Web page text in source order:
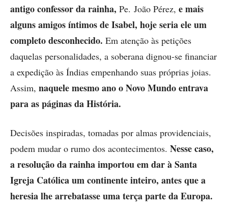
antigo confessor da rainha, Pe. João Pérez, e mais
alguns amigos íntimos de Isabel, hoje seria ele um
completo desconhecido. Em atenção às petições
daquelas personalidades, a soberana dignou-se financiar
a expedição às Índias empenhando suas próprias joias.
Assim, naquele mesmo ano o Novo Mundo entrava
para as páginas da História.
Decisões inspiradas, tomadas por almas providenciais,
podem mudar o rumo dos acontecimentos. Nesse caso,
a resolução da rainha importou em dar à Santa
Igreja Católica um continente inteiro, antes que a
heresia lhe arrebatasse uma terça parte da Europa.